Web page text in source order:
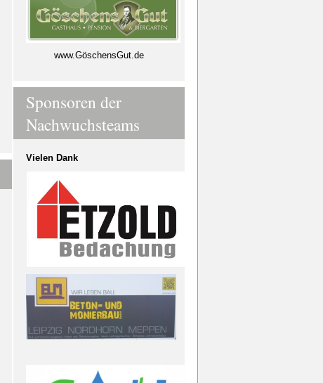
www.GöschensGut.de
Sponsoren der
Nachwuchsteams
Vielen Dank